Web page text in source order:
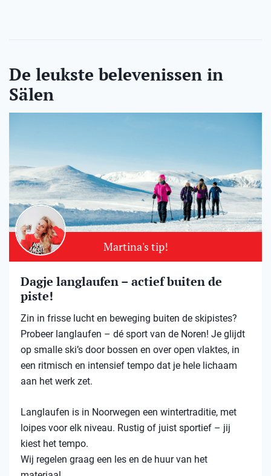
De leukste belevenissen in
Sälen
Martina's tip!
Dagje langlaufen – actief buiten de
piste!
Zin in frisse lucht en beweging buiten de skipistes?
Probeer langlaufen – dé sport van de Noren! Je glijdt
op smalle ski’s door bossen en over open vlaktes, in
een ritmisch en intensief tempo dat je hele lichaam
aan het werk zet.
Langlaufen is in Noorwegen een wintertraditie, met
loipes voor elk niveau. Rustig of juist sportief – jij
kiest het tempo.
Wij regelen graag een les en de huur van het